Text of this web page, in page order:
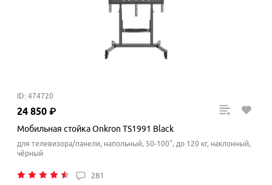
ID: 474720
24 850 ₽
Мобильная стойка Onkron TS1991 Black
для телевизора/панели, напольный, 50-100", до 120 кг, наклонный,
чёрный
281